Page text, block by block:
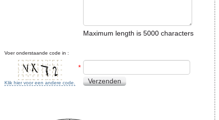
Maximum length is 5000 characters
Voer onderstaande code in :
Klik hier voor een andere code.
*
Verzenden